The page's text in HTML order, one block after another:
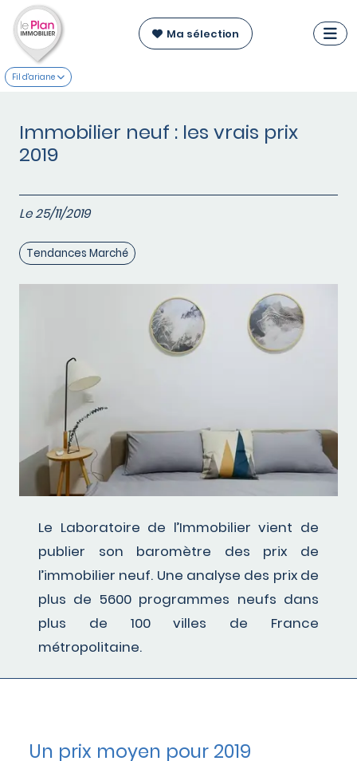
Ma sélection
Fil d'ariane
Immobilier neuf : les vrais prix
2019
Le 25/11/2019
Tendances Marché
Le Laboratoire de l’Immobilier vient de
publier son baromètre des prix de
l’immobilier neuf. Une analyse des prix de
plus de 5600 programmes neufs dans
plus de 100 villes de France
métropolitaine.
Un prix moyen pour 2019